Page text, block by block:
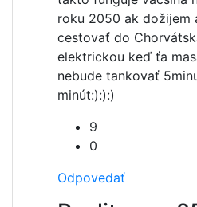
roku 2050 ak dožijem
cestovať do
elektrickou keď ťa
nebude tankovať
minút:):):)
9
0
Odpovedať